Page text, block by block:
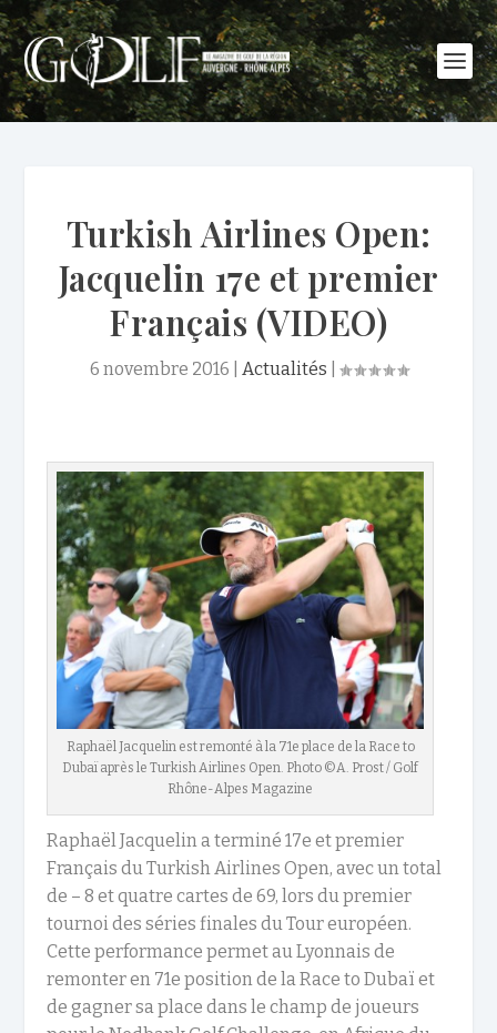
Turkish Airlines Open:
Jacquelin 17e et premier
Français (VIDEO)
6 novembre 2016 Actualités
Raphaël Jacquelin est remonté à la 71e place de la Race to
Dubaï après le Turkish Airlines Open. Photo ©A. Prost / Golf
Rhône-Alpes Magazine
Raphaël Jacquelin a terminé 17e et premier
Français du Turkish Airlines Open, avec un total
de – 8 et quatre cartes de 69, lors du premier
tournoi des séries finales du Tour européen.
Cette performance permet au Lyonnais de
remonter en 71e position de la Race to Dubaï et
de gagner sa place dans le champ de joueurs